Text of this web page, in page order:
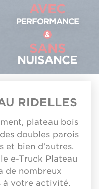
AVEC
PERFORMANCE
&
SANS
NUISANCE
RIDELLES
plateau bois
doubles parois
et bien d'autres.
e-Truck Plateau
de nombreux
à votre activité.